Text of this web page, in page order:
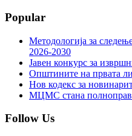
Popular
Методологија за
2026-2030
Јавен конкурс за
Општините на првата
Нов кодекс за
МЦМС стана
Follow Us